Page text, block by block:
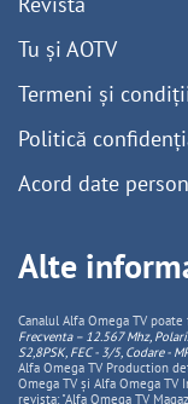
Tu și AOTV
Termeni și
Politică
Acord date
Alte
Canalul Alfa Omega TV
Frecventa – 12.567 Mhz,
S2,8PSK, FEC - 3/5, Codare -
Alfa Omega TV Production
Omega TV și Alfa Omega TV
revista: "Alfa Omega TV